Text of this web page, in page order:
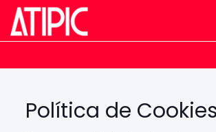
Política de Cookies